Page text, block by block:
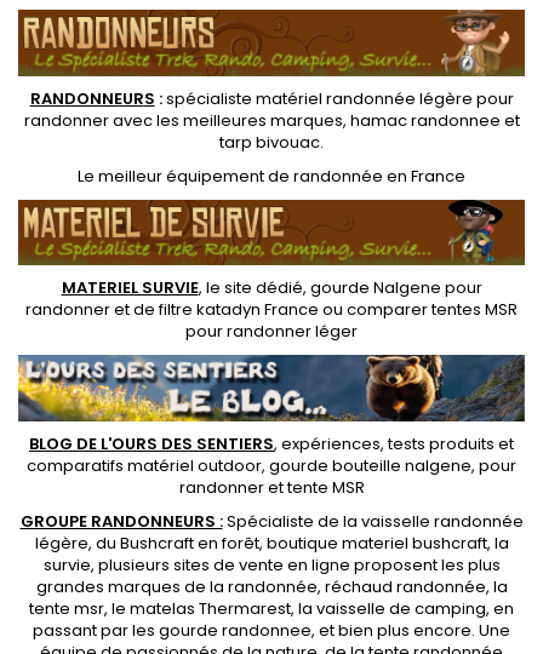
RANDONNEURS :spécialiste matériel randonnée légère pour
randonner avec les meilleures marques, hamac randonnee et
tarp bivouac.
Le meilleur équipement de randonnée en France
MATERIEL SURVIE, le site dédié, gourde Nalgene pour
randonneret defiltre katadyn France ou comparer tentes MSR
pour randonner léger
BLOG DE L'OURS DES SENTIERS, expériences, tests produits et
comparatifs matériel outdoor, gourde bouteille nalgene, pour
randonner ettente MSR
GROUPE RANDONNEURS :Spécialiste de la vaisselle randonnée
légère, du Bushcraft en forêt, boutique materiel bushcraft, la
survie, plusieurs sites de vente en ligne proposent les plus
grandes marques de la randonnée, réchaud randonnée, la
tente msr, le matelas Thermarest, la vaisselle de camping, en
passant par les gourde randonnee, et bien plus encore. Une